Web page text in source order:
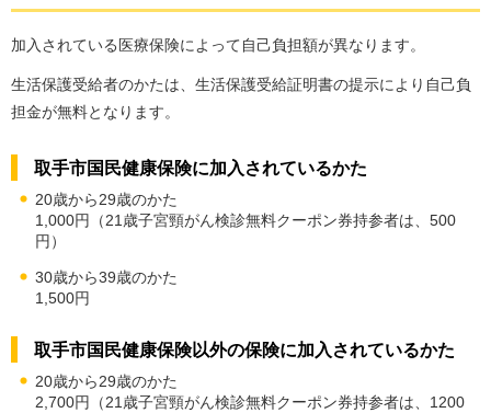
加入されている医療保険によって自己負担額が異なります。
生活保護受給者のかたは、生活保護受給証明書の提示により自己負
担金が無料となります。
取手市国民健康保険に加入されているかた
20歳から29歳のかた
1,000円（21歳子宮頸がん検診無料クーポン券持参者は、500
円）
30歳から39歳のかた
1,500円
取手市国民健康保険以外の保険に加入されているかた
20歳から29歳のかた
2,700円（21歳子宮頸がん検診無料クーポン券持参者は、1200